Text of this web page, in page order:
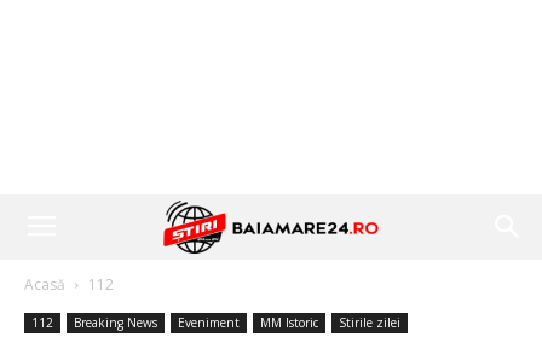
Acasă 112
112 Breaking News Eveniment MM Istoric Stirile zilei